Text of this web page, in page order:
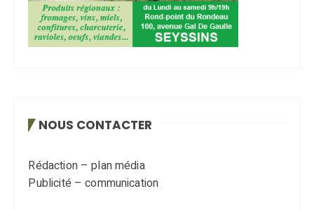
NOUS CONTACTER
Rédaction – plan média
Publicité – communication